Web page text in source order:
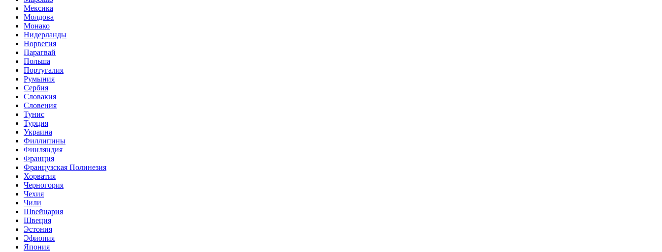
Мексика
Молдова
Монако
Нидерланды
Норвегия
Парагвай
Польша
Португалия
Румыния
Сербия
Словакия
Словения
Тунис
Турция
Украина
Филлипины
Финляндия
Франция
Французская Полинезия
Хорватия
Черногория
Чехия
Чили
Швейцария
Швеция
Эстония
Эфиопия
Япония